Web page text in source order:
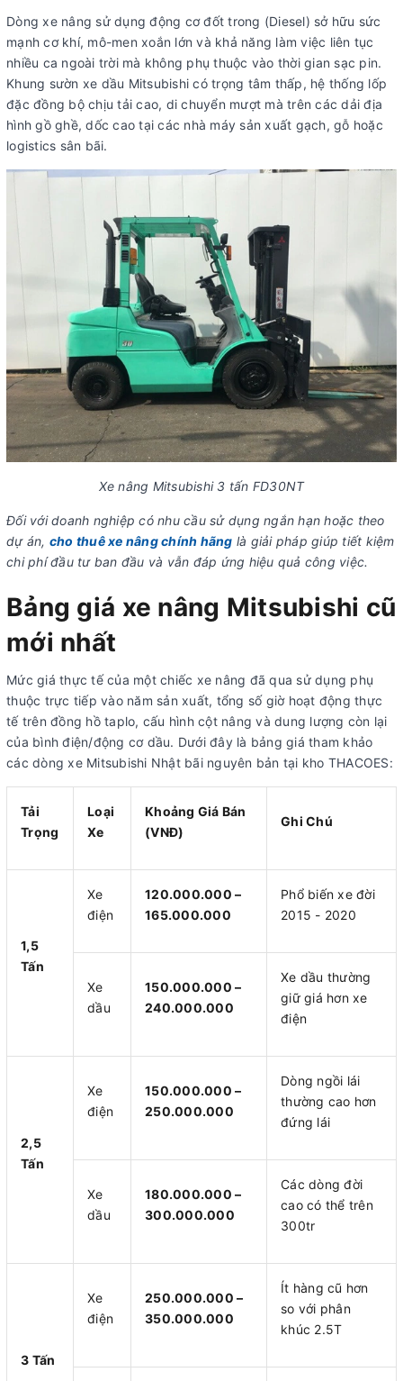
Dòng xe nâng sử dụng động cơ đốt trong (Diesel) sở hữu sức
mạnh cơ khí, mô-men xoắn lớn và khả năng làm việc liên tục
nhiều ca ngoài trời mà không phụ thuộc vào thời gian sạc pin.
Khung sườn xe dầu Mitsubishi có trọng tâm thấp, hệ thống lốp
đặc đồng bộ chịu tải cao, di chuyển mượt mà trên các dải địa
hình gồ ghề, dốc cao tại các nhà máy sản xuất gạch, gỗ hoặc
logistics sân bãi.
Xe nâng Mitsubishi 3 tấn FD30NT
Đối với doanh nghiệp có nhu cầu sử dụng ngắn hạn hoặc theo
dự án, cho thuê xe nâng chính hãng là giải pháp giúp tiết kiệm
chi phí đầu tư ban đầu và vẫn đáp ứng hiệu quả công việc.
Bảng giá xe nâng Mitsubishi cũ
mới nhất
Mức giá thực tế của một chiếc xe nâng đã qua sử dụng phụ
thuộc trực tiếp vào năm sản xuất, tổng số giờ hoạt động thực
tế trên đồng hồ taplo, cấu hình cột nâng và dung lượng còn lại
của bình điện/động cơ dầu. Dưới đây là bảng giá tham khảo
các dòng xe Mitsubishi Nhật bãi nguyên bản tại kho THACOES:
Tải
Trọng
Loại
Xe
Khoảng Giá Bán
(VNĐ)
Ghi Chú
1,5
Tấn
Xe
điện
120.000.000 –
165.000.000
Phổ biến xe đời
2015 - 2020
Xe
dầu
150.000.000 –
240.000.000
Xe dầu thường
giữ giá hơn xe
điện
2,5
Tấn
Xe
điện
150.000.000 –
250.000.000
Dòng ngồi lái
thường cao hơn
đứng lái
Xe
dầu
180.000.000 –
300.000.000
Các dòng đời
cao có thể trên
300tr
3 Tấn
Xe
điện
250.000.000 –
350.000.000
Ít hàng cũ hơn
so với phân
khúc 2.5T